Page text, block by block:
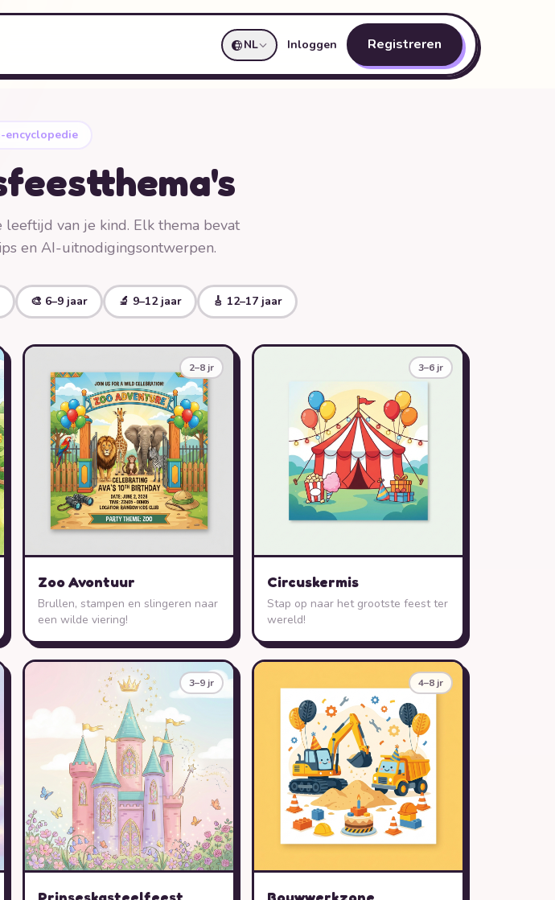
NL Inloggen Registreren
encyclopedie
van je kind. Elk thema bevat
en AI-uitnodigingsontwerpen.
🎨 6–9 jaar 🔬 9–12 jaar 🎸 12–17 jaar
2–8 jr
Zoo Avontuur
Brullen, stampen en slingeren naar
een wilde viering!
3–6 jr
Circuskermis
Stap op naar het grootste feest ter
wereld!
3–9 jr 4–8 jr